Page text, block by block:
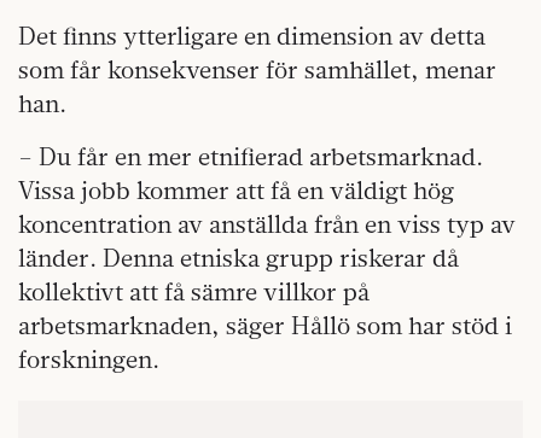
Det finns ytterligare en dimension av detta
som får konsekvenser för samhället, menar
han.
– Du får en mer etnifierad arbetsmarknad.
Vissa jobb kommer att få en väldigt hög
koncentration av anställda från en viss typ av
länder. Denna etniska grupp riskerar då
kollektivt att få sämre villkor på
arbetsmarknaden, säger Hållö som har stöd i
forskningen.